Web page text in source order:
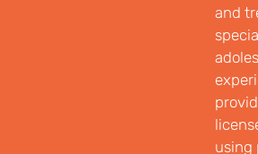
and
using